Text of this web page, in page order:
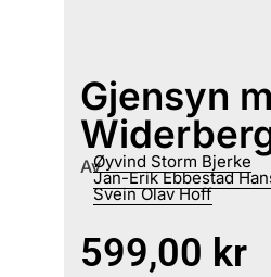
Gjensyn
AvØyvind Storm Bjerke
Jan-Erik Ebbestad
Svein Olav Hoff
599,00 kr